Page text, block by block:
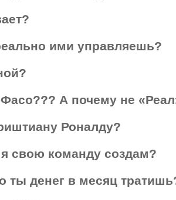
ими управляешь?
А почему не
Роналду?
свою команду создам?
ты денег в месяц